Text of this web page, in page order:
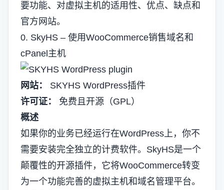
要功能、对虚拟主机的适用性、优点、缺点和
官方网站。
0. SkyHS – 使用WooCommerce销售域名和
cPanel主机
网站：
SKYHS WordPress插件
许可证：
免费且开源（GPL）
概述
如果你的业务已经运行在WordPress上，你不
需要安装完全独立的计费软件。SkyHS是一个
颠覆性的开源插件，它将WooCommerce转变
为一个功能完善的虚拟主机和域名管理平台。